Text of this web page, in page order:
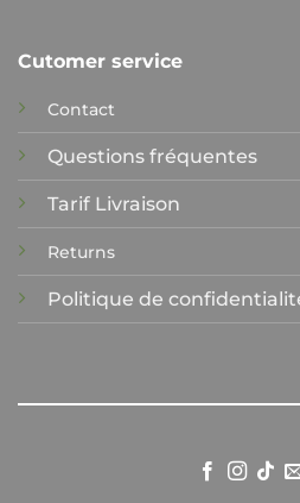
Cutomer service
Contact
Questions fréquentes
Tarif Livraison
Returns
Politique de